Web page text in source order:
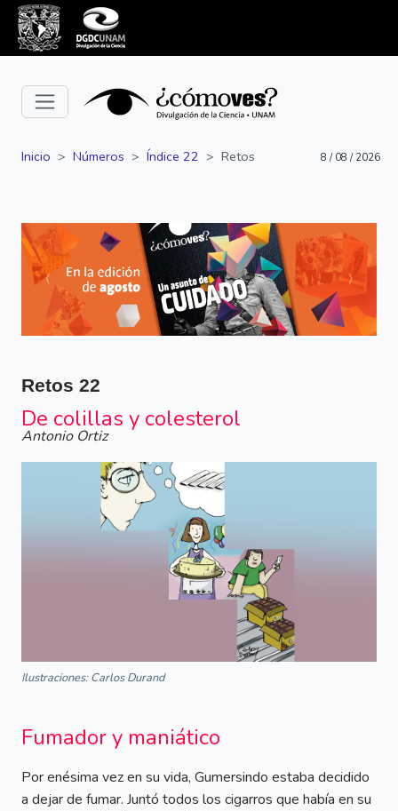
Inicio Números Índice 22 Retos 8 / 08 / 2026
Siguiente Anterior
Retos 22
De colillas y colesterol
Antonio Ortiz
Ilustraciones: Carlos Durand
Fumador y maniático
Por enésima vez en su vida, Gumersindo estaba decidido
a dejar de fumar. Juntó todos los cigarros que había en su